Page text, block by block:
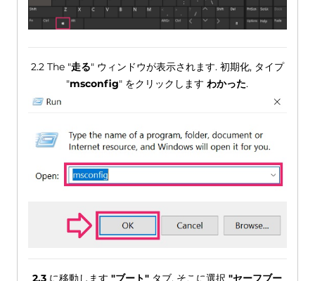
2.2 The "走る" ウィンドウが表示されます. 初期化, タイプ
"msconfig" をクリックしますわかった.
2.3 に移動します"ブート" タブ. そこに選択"セーフブー